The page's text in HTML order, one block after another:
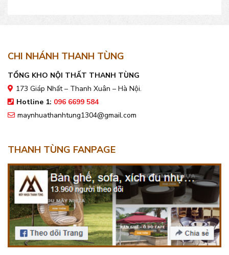
CHI NHÁNH THANH TÙNG
TỔNG KHO NỘI THẤT THANH TÙNG
173 Giáp Nhất – Thanh Xuân – Hà Nội.
Hotline 1: 096 6699 584
maynhuathanhtung1304@gmail.com
THANH TÙNG FANPAGE